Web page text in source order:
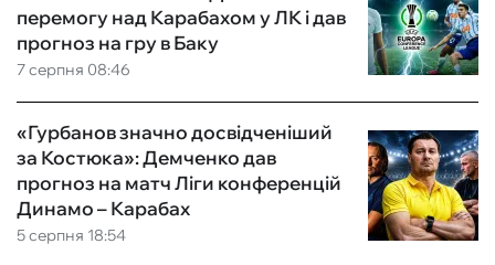
7 серпня 08:46
перемогу над Карабахом у ЛК і дав
прогноз на гру в Баку
5 серпня 18:54
«Гурбанов значно досвідченіший
за Костюка»: Демченко дав
прогноз на матч Ліги конференцій
Динамо – Карабах